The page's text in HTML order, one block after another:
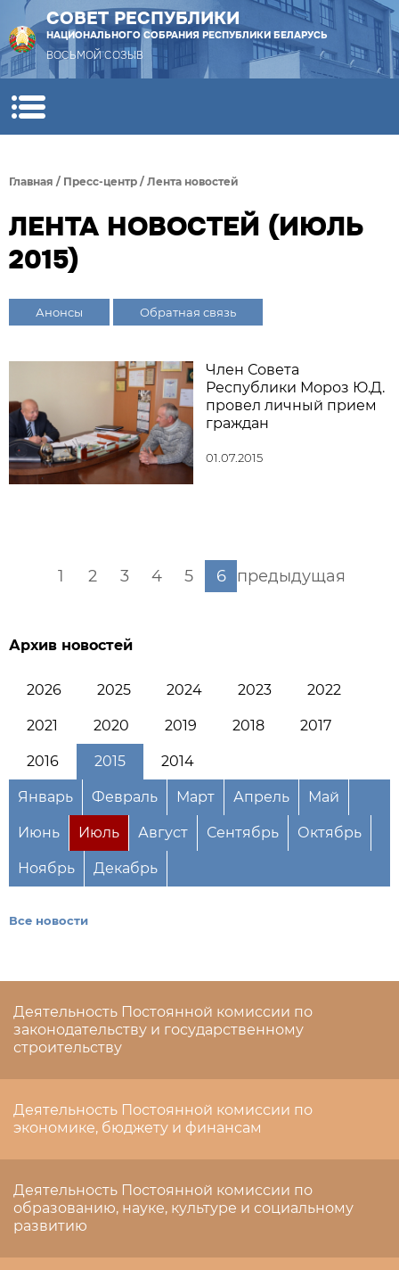
СОВЕТ РЕСПУБЛИКИ
НАЦИОНАЛЬНОГО СОБРАНИЯ РЕСПУБЛИКИ БЕЛАРУСЬ
ВОСЬМОЙ СОЗЫВ
Главная / Пресс-центр / Лента новостей
ЛЕНТА НОВОСТЕЙ (ИЮЛЬ
2015)
Анонсы Обратная связь
Член Совета
Республики Мороз Ю.Д.
провел личный прием
граждан
01.07.2015
предыдущая
1 2 3 4 5 6
Архив новостей
2026 2025 2024 2023 2022
2021 2020 2019 2018 2017
2016 2015 2014
Январь Февраль Март Апрель Май
Июнь Июль Август Сентябрь Октябрь
Ноябрь Декабрь
Все новости
Деятельность Постоянной комиссии по
законодательству и государственному
строительству
Деятельность Постоянной комиссии по
экономике, бюджету и финансам
Деятельность Постоянной комиссии по
образованию, науке, культуре и социальному
развитию